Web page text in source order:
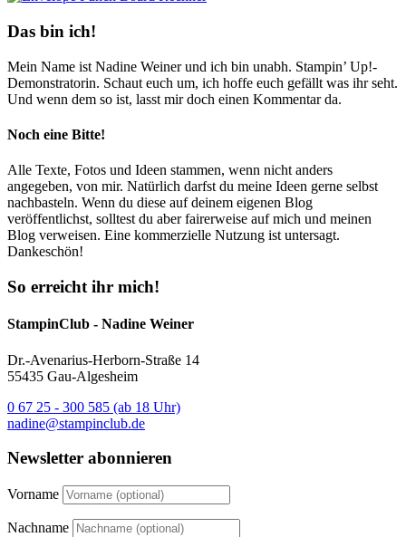
Das bin ich!
Mein Name ist Nadine Weiner und ich bin unabh. Stampin’ Up!-
Demonstratorin. Schaut euch um, ich hoffe euch gefällt was ihr seht.
Und wenn dem so ist, lasst mir doch einen Kommentar da.
Noch eine Bitte!
Alle Texte, Fotos und Ideen stammen, wenn nicht anders
angegeben, von mir. Natürlich darfst du meine Ideen gerne selbst
nachbasteln. Wenn du diese auf deinem eigenen Blog
veröffentlichst, solltest du aber fairerweise auf mich und meinen
Blog verweisen. Eine kommerzielle Nutzung ist untersagt.
Dankeschön!
So erreicht ihr mich!
StampinClub - Nadine Weiner
Dr.-Avenarius-Herborn-Straße 14
55435 Gau-Algesheim
0 67 25 - 300 585 (ab 18 Uhr)
nadine@stampinclub.de
Newsletter abonnieren
Vorname
Nachname